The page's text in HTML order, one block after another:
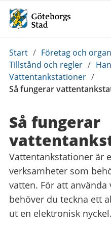
Du
är
här:
Start / Företag och
Tillstånd och regler /
Vattentankstationer /
Så fungerar
Så fungerar
Vattentankstationer är
verksamheter som
vatten. För att
behöver du teckna ett
ut en elektronisk nyckel.